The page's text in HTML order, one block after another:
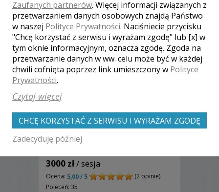
Zbigniew - Bytów
3000 zł/ sesja
Ocena: 5,00 / 5
(2 opinie)
Poleceń: 35
Zaufanych partnerów. Więcej informacji związanych z
przetwarzaniem danych osobowych znajdą Państwo
w naszej Polityce Prywatności. Naciśniecie przycisku
"Chcę korzystać z serwisu i wyrażam zgodę" lub [x] w
tym oknie informacyjnym, oznacza zgodę. Zgoda na
przetwarzanie danych w ww. celu może być w każdej
chwili cofnięta poprzez link umieszczony w Polityce
Prywatności.
Czytaj więcej
CHCĘ KORZYSTAĆ Z SERWISU I WYRAŻAM ZGODĘ
Zadecyduję później